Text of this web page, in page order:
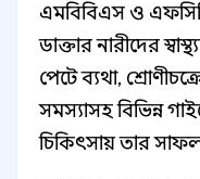
এমবিবিএস ও
ডাক্তার নারীদের
পেটে ব্যথা,
সমস্যাসহ বিভিন্ন
চিকিৎসায় তার